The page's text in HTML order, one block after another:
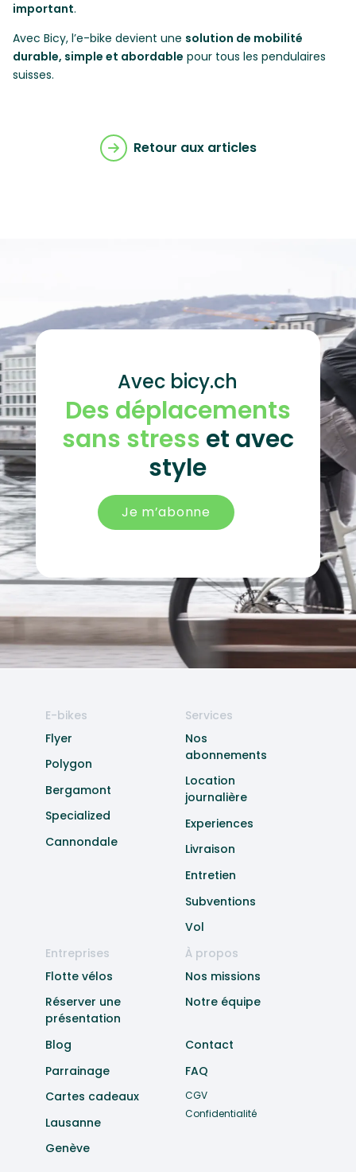
important.
Avec Bicy, l’e-bike devient une solution de mobilité
durable, simple et abordable pour tous les pendulaires
suisses.
Retour aux articles
Avec bicy.ch
Des déplacements
sans stress et avec
style
Je m’abonne
E-bikes
Flyer
Polygon
Bergamont
Specialized
Cannondale
Services
Nos
abonnements
Location
journalière
Experiences
Livraison
Entretien
Subventions
Vol
Entreprises
Flotte vélos
Réserver une
présentation
À propos
Nos missions
Notre équipe
Blog
Parrainage
Cartes cadeaux
Lausanne
Genève
Contact
FAQ
CGV
Confidentialité